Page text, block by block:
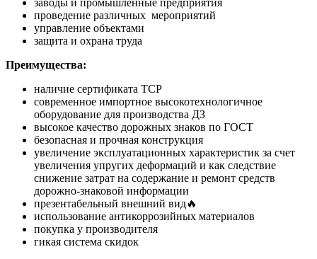
заводы и промышленные предприятия
проведение различных мероприятий
управление объектами
защита и охрана труда
Преимущества:
наличие сертификата ТСР
современное импортное высокотехнологичное
оборудование для производства ДЗ
высокое качество дорожных знаков по ГОСТ
безопасная и прочная конструкция
увеличение эксплуатационных характеристик за счет
увеличения упругих деформаций и как следствие
снижение затрат на содержание и ремонт средств
дорожно-знаковой информации
презентабельный внешний вид🔥
использование антикоррозийных материалов
покупка у производителя
гикая система скидок